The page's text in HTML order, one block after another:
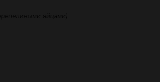
яйцами)